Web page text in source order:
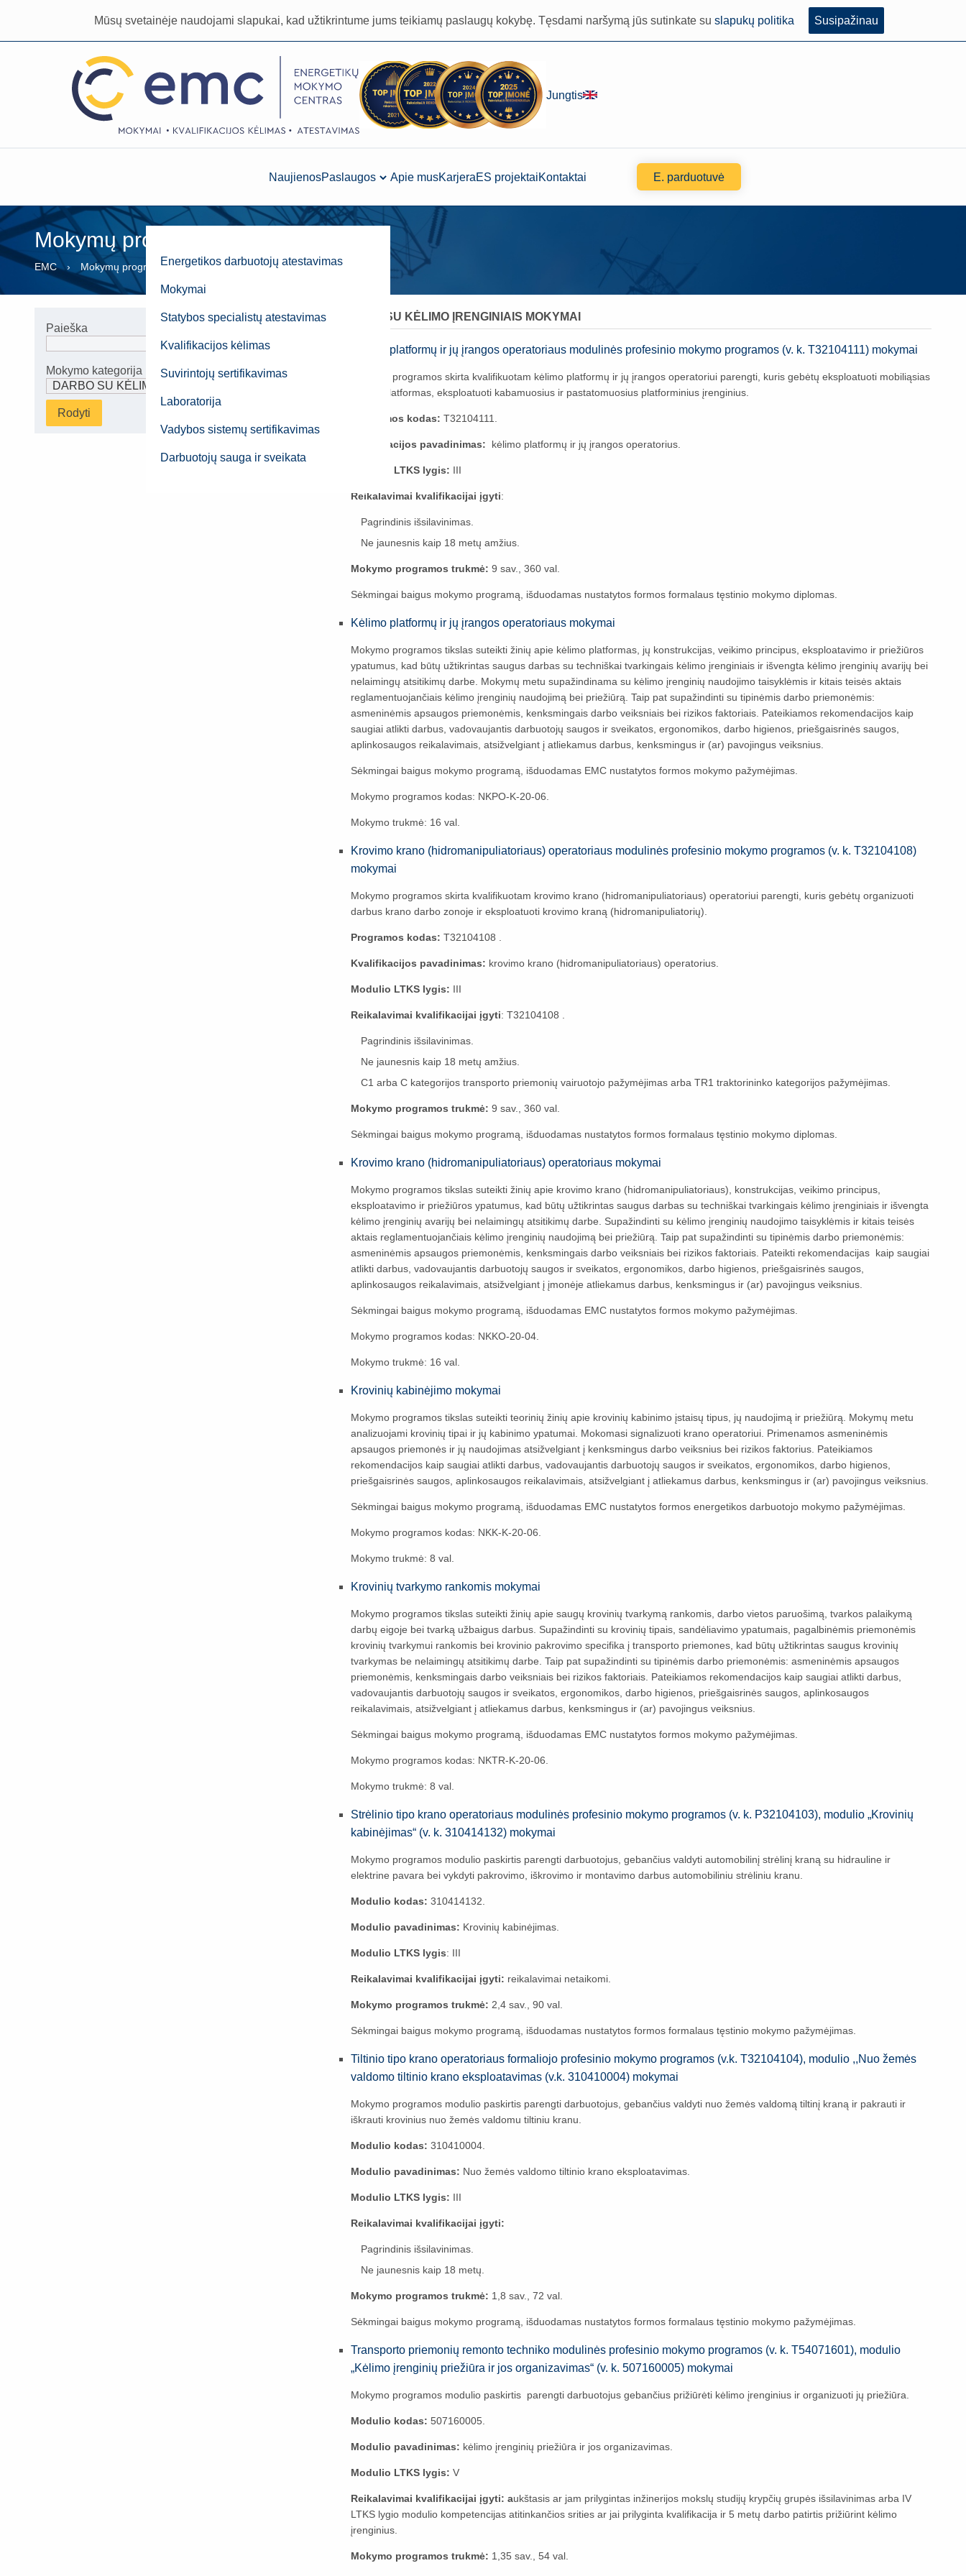
Mūsų svetainėje naudojami slapukai, kad užtikrintume jums teikiamų paslaugų kokybę. Tęsdami naršymą jūs sutinkate su slapukų politika Susipažinau
Jungtis
NaujienosPaslaugos
Energetikos darbuotojų atestavimas
Mokymai
Statybos specialistų atestavimas
Kvalifikacijos kėlimas
Suvirintojų sertifikavimas
Laboratorija
Vadybos sistemų sertifikavimas
Darbuotojų sauga ir sveikata
Apie musKarjeraES projektaiKontaktai E. parduotuvė
Mokymų programos ir jų grafikai
EMC Mokymų programos ir jų grafikai
Paieška
Mokymo kategorija
Rodyti
DARBO SU KĖLIMO ĮRENGINIAIS MOKYMAI
Kėlimo platformų ir jų įrangos operatoriaus modulinės profesinio mokymo programos (v. k. T32104111) mokymai
Mokymo programos skirta kvalifikuotam kėlimo platformų ir jų įrangos operatoriui parengti, kuris gebėtų eksploatuoti mobiliąsias
kėlimo platformas, eksploatuoti kabamuosius ir pastatomuosius platforminius įrenginius.
Programos kodas: T32104111.
Kvalifikacijos pavadinimas: kėlimo platformų ir jų įrangos operatorius.
Modulio LTKS lygis: III
Reikalavimai kvalifikacijai įgyti:
Pagrindinis išsilavinimas.
Ne jaunesnis kaip 18 metų amžius.
Mokymo programos trukmė: 9 sav., 360 val.
Sėkmingai baigus mokymo programą, išduodamas nustatytos formos formalaus tęstinio mokymo diplomas.
Kėlimo platformų ir jų įrangos operatoriaus mokymai
Mokymo programos tikslas suteikti žinių apie kėlimo platformas, jų konstrukcijas, veikimo principus, eksploatavimo ir priežiūros
ypatumus, kad būtų užtikrintas saugus darbas su techniškai tvarkingais kėlimo įrenginiais ir išvengta kėlimo įrenginių avarijų bei
nelaimingų atsitikimų darbe. Mokymų metu supažindinama su kėlimo įrenginių naudojimo taisyklėmis ir kitais teisės aktais
reglamentuojančiais kėlimo įrenginių naudojimą bei priežiūrą. Taip pat supažindinti su tipinėmis darbo priemonėmis:
asmeninėmis apsaugos priemonėmis, kenksmingais darbo veiksniais bei rizikos faktoriais. Pateikiamos rekomendacijos kaip
saugiai atlikti darbus, vadovaujantis darbuotojų saugos ir sveikatos, ergonomikos, darbo higienos, priešgaisrinės saugos,
aplinkosaugos reikalavimais, atsižvelgiant į atliekamus darbus, kenksmingus ir (ar) pavojingus veiksnius.
Sėkmingai baigus mokymo programą, išduodamas EMC nustatytos formos mokymo pažymėjimas.
Mokymo programos kodas: NKPO-K-20-06.
Mokymo trukmė: 16 val.
Krovimo krano (hidromanipuliatoriaus) operatoriaus modulinės profesinio mokymo programos (v. k. T32104108)
mokymai
Mokymo programos skirta kvalifikuotam krovimo krano (hidromanipuliatoriaus) operatoriui parengti, kuris gebėtų organizuoti
darbus krano darbo zonoje ir eksploatuoti krovimo kraną (hidromanipuliatorių).
Programos kodas: T32104108 .
Kvalifikacijos pavadinimas: krovimo krano (hidromanipuliatoriaus) operatorius.
Modulio LTKS lygis: III
Reikalavimai kvalifikacijai įgyti: T32104108 .
Pagrindinis išsilavinimas.
Ne jaunesnis kaip 18 metų amžius.
C1 arba C kategorijos transporto priemonių vairuotojo pažymėjimas arba TR1 traktorininko kategorijos pažymėjimas.
Mokymo programos trukmė: 9 sav., 360 val.
Sėkmingai baigus mokymo programą, išduodamas nustatytos formos formalaus tęstinio mokymo diplomas.
Krovimo krano (hidromanipuliatoriaus) operatoriaus mokymai
Mokymo programos tikslas suteikti žinių apie krovimo krano (hidromanipuliatoriaus), konstrukcijas, veikimo principus,
eksploatavimo ir priežiūros ypatumus, kad būtų užtikrintas saugus darbas su techniškai tvarkingais kėlimo įrenginiais ir išvengta
kėlimo įrenginių avarijų bei nelaimingų atsitikimų darbe. Supažindinti su kėlimo įrenginių naudojimo taisyklėmis ir kitais teisės
aktais reglamentuojančiais kėlimo įrenginių naudojimą bei priežiūrą. Taip pat supažindinti su tipinėmis darbo priemonėmis:
asmeninėmis apsaugos priemonėmis, kenksmingais darbo veiksniais bei rizikos faktoriais. Pateikti rekomendacijas kaip saugiai
atlikti darbus, vadovaujantis darbuotojų saugos ir sveikatos, ergonomikos, darbo higienos, priešgaisrinės saugos,
aplinkosaugos reikalavimais, atsižvelgiant į įmonėje atliekamus darbus, kenksmingus ir (ar) pavojingus veiksnius.
Sėkmingai baigus mokymo programą, išduodamas EMC nustatytos formos mokymo pažymėjimas.
Mokymo programos kodas: NKKO-20-04.
Mokymo trukmė: 16 val.
Krovinių kabinėjimo mokymai
Mokymo programos tikslas suteikti teorinių žinių apie krovinių kabinimo įstaisų tipus, jų naudojimą ir priežiūrą. Mokymų metu
analizuojami krovinių tipai ir jų kabinimo ypatumai. Mokomasi signalizuoti krano operatoriui. Primenamos asmeninėmis
apsaugos priemonės ir jų naudojimas atsižvelgiant į kenksmingus darbo veiksnius bei rizikos faktorius. Pateikiamos
rekomendacijos kaip saugiai atlikti darbus, vadovaujantis darbuotojų saugos ir sveikatos, ergonomikos, darbo higienos,
priešgaisrinės saugos, aplinkosaugos reikalavimais, atsižvelgiant į atliekamus darbus, kenksmingus ir (ar) pavojingus veiksnius.
Sėkmingai baigus mokymo programą, išduodamas EMC nustatytos formos energetikos darbuotojo mokymo pažymėjimas.
Mokymo programos kodas: NKK-K-20-06.
Mokymo trukmė: 8 val.
Krovinių tvarkymo rankomis mokymai
Mokymo programos tikslas suteikti žinių apie saugų krovinių tvarkymą rankomis, darbo vietos paruošimą, tvarkos palaikymą
darbų eigoje bei tvarką užbaigus darbus. Supažindinti su krovinių tipais, sandėliavimo ypatumais, pagalbinėmis priemonėmis
krovinių tvarkymui rankomis bei krovinio pakrovimo specifika į transporto priemones, kad būtų užtikrintas saugus krovinių
tvarkymas be nelaimingų atsitikimų darbe. Taip pat supažindinti su tipinėmis darbo priemonėmis: asmeninėmis apsaugos
priemonėmis, kenksmingais darbo veiksniais bei rizikos faktoriais. Pateikiamos rekomendacijos kaip saugiai atlikti darbus,
vadovaujantis darbuotojų saugos ir sveikatos, ergonomikos, darbo higienos, priešgaisrinės saugos, aplinkosaugos
reikalavimais, atsižvelgiant į atliekamus darbus, kenksmingus ir (ar) pavojingus veiksnius.
Sėkmingai baigus mokymo programą, išduodamas EMC nustatytos formos mokymo pažymėjimas.
Mokymo programos kodas: NKTR-K-20-06.
Mokymo trukmė: 8 val.
Strėlinio tipo krano operatoriaus modulinės profesinio mokymo programos (v. k. P32104103), modulio „Krovinių
kabinėjimas“ (v. k. 310414132) mokymai
Mokymo programos modulio paskirtis parengti darbuotojus, gebančius valdyti automobilinį strėlinį kraną su hidrauline ir
elektrine pavara bei vykdyti pakrovimo, iškrovimo ir montavimo darbus automobiliniu strėliniu kranu.
Modulio kodas: 310414132.
Modulio pavadinimas: Krovinių kabinėjimas.
Modulio LTKS lygis: III
Reikalavimai kvalifikacijai įgyti: reikalavimai netaikomi.
Mokymo programos trukmė: 2,4 sav., 90 val.
Sėkmingai baigus mokymo programą, išduodamas nustatytos formos formalaus tęstinio mokymo pažymėjimas.
Tiltinio tipo krano operatoriaus formaliojo profesinio mokymo programos (v.k. T32104104), modulio ,,Nuo žemės
valdomo tiltinio krano eksploatavimas (v.k. 310410004) mokymai
Mokymo programos modulio paskirtis parengti darbuotojus, gebančius valdyti nuo žemės valdomą tiltinį kraną ir pakrauti ir
iškrauti krovinius nuo žemės valdomu tiltiniu kranu.
Modulio kodas: 310410004.
Modulio pavadinimas: Nuo žemės valdomo tiltinio krano eksploatavimas.
Modulio LTKS lygis: III
Reikalavimai kvalifikacijai įgyti:
Pagrindinis išsilavinimas.
Ne jaunesnis kaip 18 metų.
Mokymo programos trukmė: 1,8 sav., 72 val.
Sėkmingai baigus mokymo programą, išduodamas nustatytos formos formalaus tęstinio mokymo pažymėjimas.
Transporto priemonių remonto techniko modulinės profesinio mokymo programos (v. k. T54071601), modulio
„Kėlimo įrenginių priežiūra ir jos organizavimas“ (v. k. 507160005) mokymai
Mokymo programos modulio paskirtis parengti darbuotojus gebančius prižiūrėti kėlimo įrenginius ir organizuoti jų priežiūra.
Modulio kodas: 507160005.
Modulio pavadinimas: kėlimo įrenginių priežiūra ir jos organizavimas.
Modulio LTKS lygis: V
Reikalavimai kvalifikacijai įgyti: aukštasis ar jam prilygintas inžinerijos mokslų studijų krypčių grupės išsilavinimas arba IV
LTKS lygio modulio kompetencijas atitinkančios srities ar jai prilyginta kvalifikacija ir 5 metų darbo patirtis prižiūrint kėlimo
įrenginius.
Mokymo programos trukmė: 1,35 sav., 54 val.